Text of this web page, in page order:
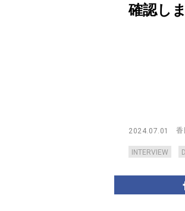
確認し
2024.07.01 香
INTERVIEW